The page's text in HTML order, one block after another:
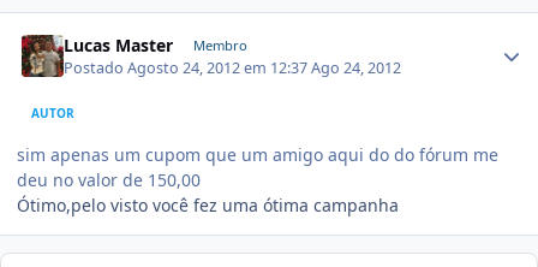
Lucas Master Membro
PostadoAgosto 24, 2012 em 12:37Ago 24, 2012
AUTOR
sim apenas um cupom que um amigo aqui do do fórum me
deu no valor de 150,00
Ótimo,pelo visto você fez uma ótima campanha